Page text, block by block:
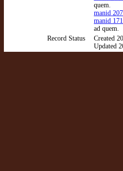
quem.
manid
manid
ad quem.
Record Status
Created
Updated